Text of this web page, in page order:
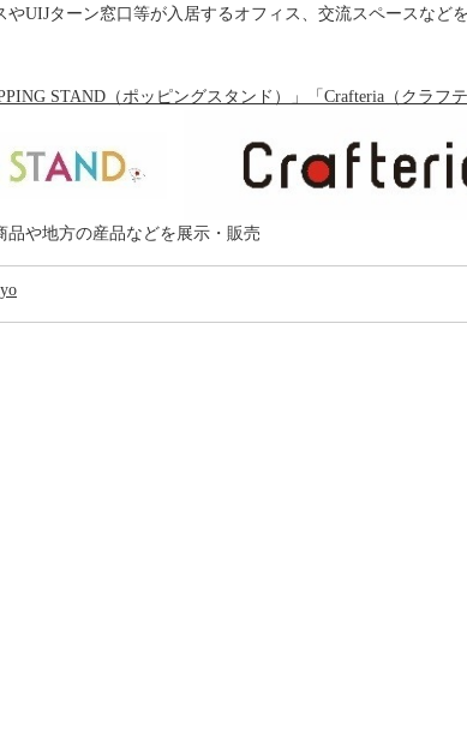
やUIJターン窓口等が入居するオフィス、交流スペースなど
STAND（ポッピングスタンド）」「Crafteria（クラフ
品や地方の産品などを展示・販売